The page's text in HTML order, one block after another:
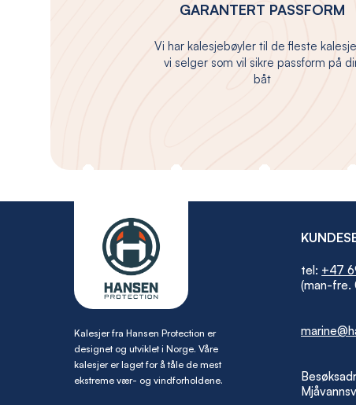
GARANTERT PASSFORM
Vi har kalesjebøyler til de fleste
vi selger som vil sikre passform på
båt
Kalesjer fra Hansen Protection er
designet og utviklet i Norge. Våre
kalesjer er laget for å tåle de mest
ekstreme vær- og vindforholdene.
tel: +47
(man-fre.